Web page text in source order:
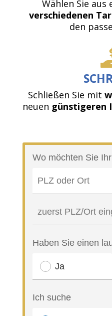
Wählen Sie
verschiedenen
den
Schließen Sie mit
neuen günstigeren